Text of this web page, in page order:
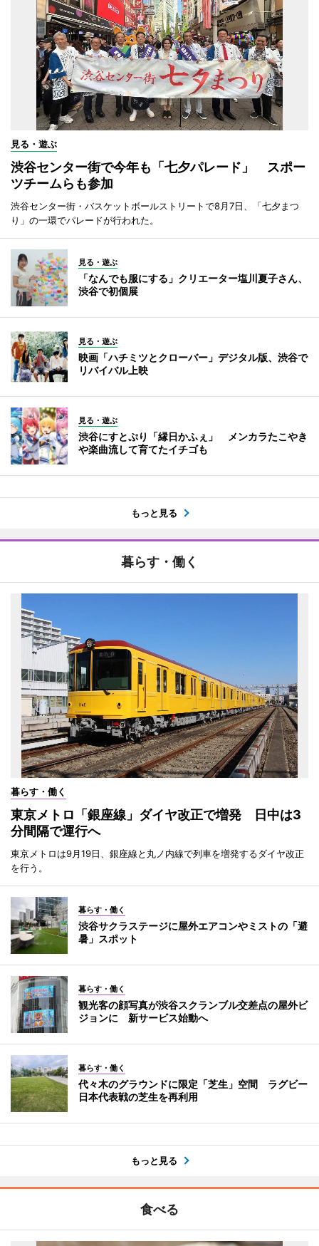
見る・遊ぶ
渋谷センター街で今年も「七夕パレード」 スポー
ツチームらも参加
渋谷センター街・バスケットボールストリートで8月7日、「七夕まつ
り」の一環でパレードが行われた。
見る・遊ぶ
「なんでも服にする」クリエーター塩川夏子さん、
渋谷で初個展
見る・遊ぶ
映画「ハチミツとクローバー」デジタル版、渋谷で
リバイバル上映
見る・遊ぶ
渋谷にすとぷり「縁日かふぇ」 メンカラたこやき
や楽曲流して育てたイチゴも
もっと見る
暮らす・働く
暮らす・働く
東京メトロ「銀座線」ダイヤ改正で増発 日中は3
分間隔で運行へ
東京メトロは9月19日、銀座線と丸ノ内線で列車を増発するダイヤ改正
を行う。
暮らす・働く
渋谷サクラステージに屋外エアコンやミストの「避
暑」スポット
暮らす・働く
観光客の顔写真が渋谷スクランブル交差点の屋外ビ
ジョンに 新サービス始動へ
暮らす・働く
代々木のグラウンドに限定「芝生」空間 ラグビー
日本代表戦の芝生を再利用
もっと見る
食べる